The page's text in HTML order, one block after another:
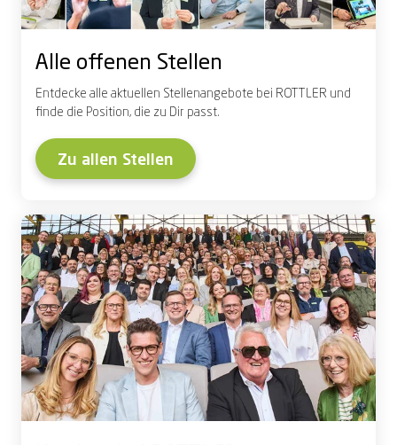
Alle offenen Stellen
Entdecke alle aktuellen Stellenangebote bei ROTTLER und
finde die Position, die zu Dir passt.
Zu allen Stellen